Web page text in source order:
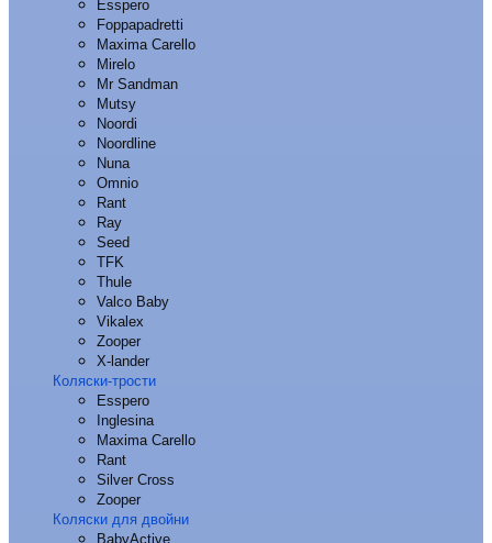
Esspero
Foppapadretti
Maxima Carello
Mirelo
Mr Sandman
Mutsy
Noordi
Noordline
Nuna
Omnio
Rant
Ray
Seed
TFK
Thule
Valco Baby
Vikalex
Zooper
X-lander
Коляски-трости
Esspero
Inglesina
Maxima Carello
Rant
Silver Cross
Zooper
Коляски для двойни
BabyActive